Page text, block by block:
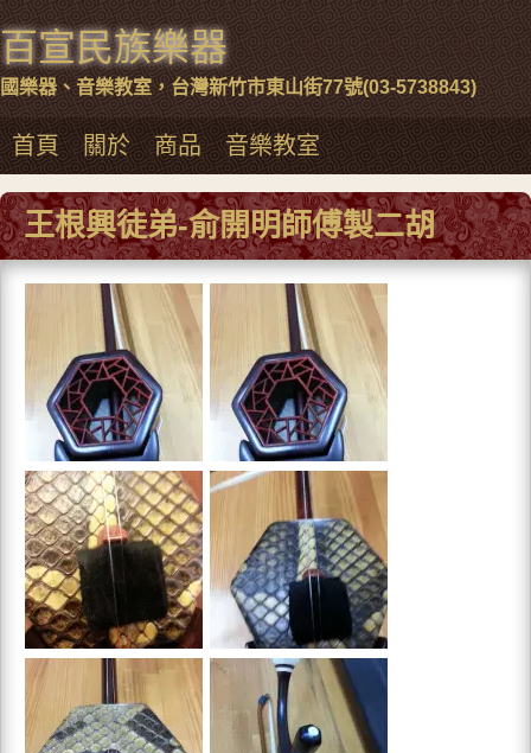
百宣民族樂器
國樂器、音樂教室，台灣新竹市東山街77號(03-5738843)
首頁 關於 商品 音樂教室
王根興徒弟-俞開明師傅製二胡